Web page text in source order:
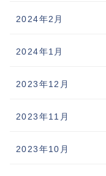
2024年2月
2024年1月
2023年12月
2023年11月
2023年10月